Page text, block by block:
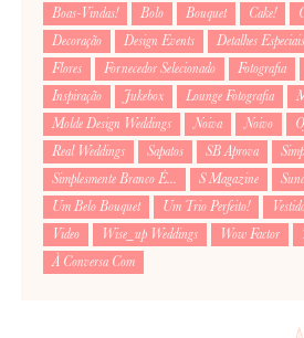
Boas-Vindas! Bolo Bouquet Cake!
Decoração
Design Events Detalhes Especiais
Flores
Fornecedor Selecionado Fotografia
Inspiração
Jukebox Lounge Fotografia
Molde Design Weddings
Noiva Noivo
Real Weddings
Sapatos SB Aprova
Simplesmente Branco É...
S Magazine
Um Belo Bouquet
Um Trio Perfeito!
Video
Wise_up Weddings Wow Factor
À Conversa Com